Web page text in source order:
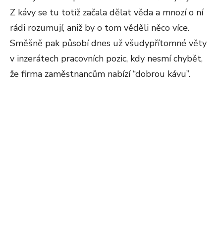
Z kávy se tu totiž začala dělat věda a mnozí o ní
rádi rozumují, aniž by o tom věděli něco více.
Směšně pak působí dnes už všudypřítomné věty
v inzerátech pracovních pozic, kdy nesmí chybět,
že firma zaměstnancům nabízí “dobrou kávu”.